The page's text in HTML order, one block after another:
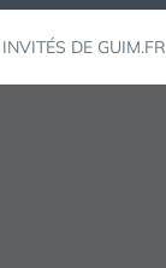
DE GUIM.FR